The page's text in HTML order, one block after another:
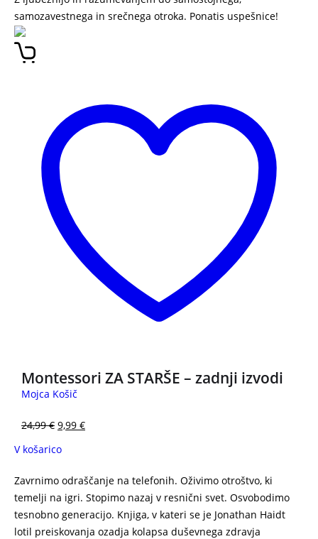
samozavestnega in srečnega otroka. Ponatis uspešnice!
Montessori ZA STARŠE – zadnji izvodi
Mojca Košič
24,99€ 9,99 €
V košarico
Zavrnimo odraščanje na telefonih. Oživimo otroštvo, ki
temelji na igri. Stopimo nazaj v resnični svet. Osvobodimo
tesnobno generacijo. Knjiga, v kateri se je Jonathan Haidt
lotil preiskovanja ozadja kolapsa duševnega zdravja